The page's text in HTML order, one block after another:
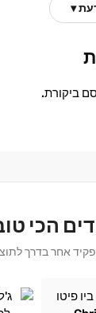
ביקורת.
הכי
אחר בדרך